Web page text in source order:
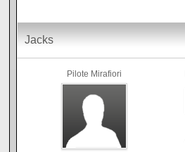
Jacks
Pilote Mirafiori